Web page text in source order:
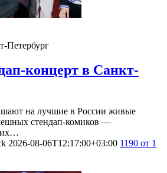
Петербург
концерт в Санкт-
на лучшие в России живые
стендап-комиков —
2026-08-06T12:17:00+03:00 1190 от 1